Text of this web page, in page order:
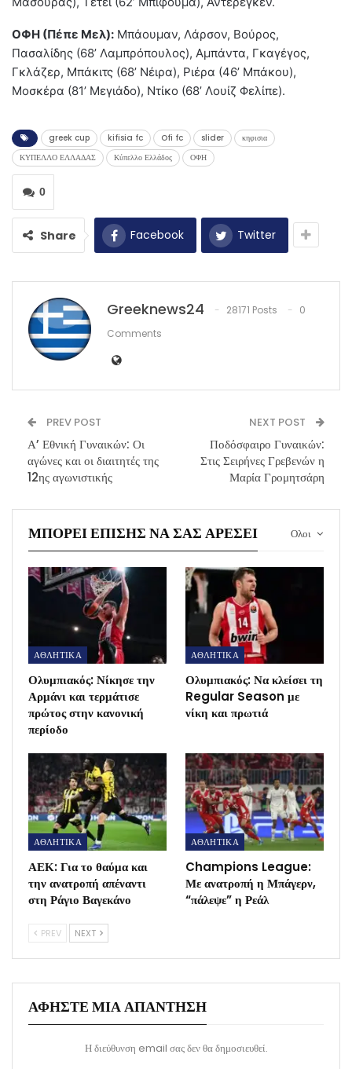
ΟΦΗ (Πέπε Μελ): Μπάουμαν, Λάρσον, Βούρος,
Πασαλίδης (68’ Λαμπρόπουλος), Αμπάντα, Γκαγέγος,
Γκλάζερ, Μπάκιτς (68’ Νέιρα), Ριέρα (46’ Μπάκου),
Μοσκέρα (81’ Μεγιάδο), Ντίκο (68’ Λουίζ Φελίπε).
greek cup kifisia fc Ofi fc slider
κηφισια
ΚΥΠΕΛΛΟ ΕΛΛΑΔΑΣ
Κύπελλο Ελλάδος ΟΦΗ
0
Share Facebook Twitter
Greeknews24 28171 Posts
0
Comments
PREV POST
Α’ Εθνική Γυναικών: Οι
αγώνες και οι διαιτητές της
12ης αγωνιστικής
NEXT POST
Ποδόσφαιρο Γυναικών:
Στις Σειρήνες Γρεβενών η
Μαρία Γρομητσάρη
Ολοι
ΜΠΟΡΕΊ ΕΠΊΣΗΣ ΝΑ ΣΑΣ ΑΡΈΣΕΙ
ΑΘΛΗΤΙΚΑ
Ολυμπιακός: Νίκησε την
Αρμάνι και τερμάτισε
πρώτος στην κανονική
περίοδο
ΑΘΛΗΤΙΚΑ
Ολυμπιακός: Να κλείσει τη
Regular Season με
νίκη και πρωτιά
ΑΘΛΗΤΙΚΑ
ΑΕΚ: Για το θαύμα και
την ανατροπή απέναντι
στη Ράγιο Βαγεκάνο
ΑΘΛΗΤΙΚΑ
Champions League:
Με ανατροπή η Μπάγερν,
“πάλεψε” η Ρεάλ
PREV NEXT
ΑΦΉΣΤΕ ΜΙΑ ΑΠΆΝΤΗΣΗ
Η διεύθυνση email σας δεν θα δημοσιευθεί.